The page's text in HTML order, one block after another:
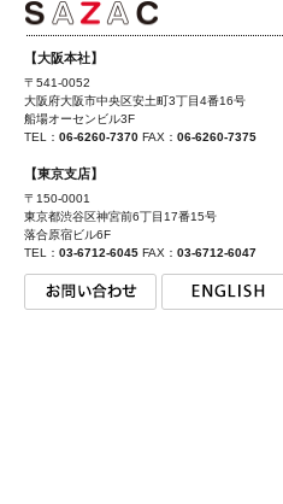
【大阪本社】
〒541-0052
大阪府大阪市中央区安土町3丁目4番16号
船場オーセンビル3F
TEL： 06-6260-7370 FAX： 06-6260-7375
【東京支店】
〒150-0001
東京都渋谷区神宮前6丁目17番15号
落合原宿ビル6F
TEL： 03-6712-6045 FAX： 03-6712-6047